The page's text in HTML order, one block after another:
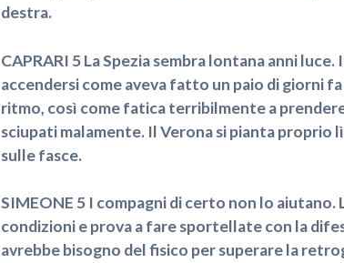
destra.
CAPRARI 5 La Spezia sembra lontana anni
accendersi come aveva fatto un paio di giorni
ritmo, così come fatica terribilmente a
sciupati malamente. Il Verona si pianta proprio
sulle fasce.
SIMEONE 5 I compagni di certo non lo aiutano.
condizioni e prova a fare sportellate con la
avrebbe bisogno del fisico per superare la